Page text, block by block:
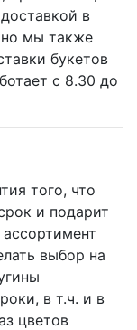
в
но мы также
букетов
с 8.30 до
того, что
и подарит
выбор на
в т.ч. и в
цветов